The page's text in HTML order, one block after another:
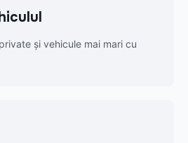
și vehicule mai mari cu